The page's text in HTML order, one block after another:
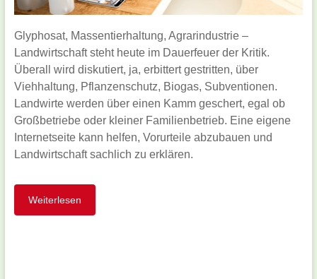
Glyphosat, Massentierhaltung, Agrarindustrie –
Landwirtschaft steht heute im Dauerfeuer der Kritik.
Überall wird diskutiert, ja, erbittert gestritten, über
Viehhaltung, Pflanzenschutz, Biogas, Subventionen.
Landwirte werden über einen Kamm geschert, egal ob
Großbetriebe oder kleiner Familienbetrieb. Eine eigene
Internetseite kann helfen, Vorurteile abzubauen und
Landwirtschaft sachlich zu erklären.
Weiterlesen